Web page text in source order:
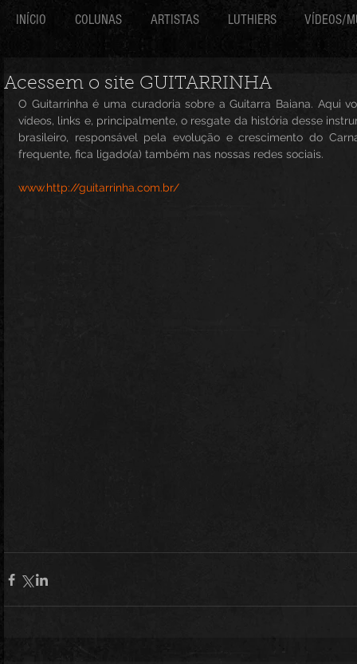
INÍCIO COLUNAS ARTISTAS LUTHIERS VÍDEOS/
Acessem o site GUITARRINHA
O Guitarrinha é uma curadoria sobre a Guitarra Baiana. Aqui
vídeos, links e, principalmente, o resgate da história desse
brasileiro, responsável pela evolução e crescimento do
frequente, fica ligado(a) também nas nossas redes sociais.
www.http://guitarrinha.com.br/